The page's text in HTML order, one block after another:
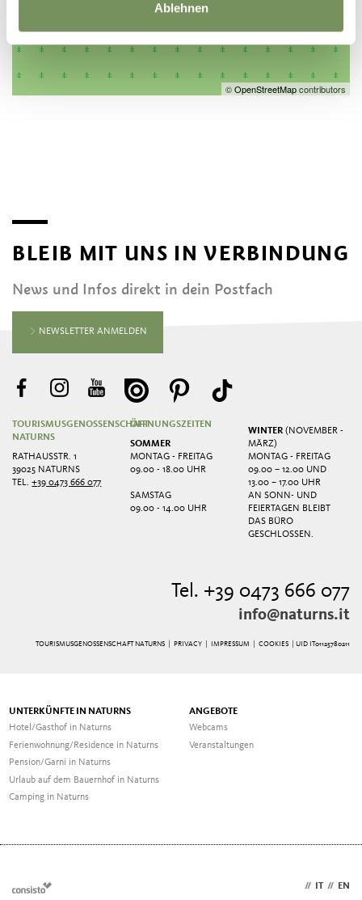
Ablehnen
©OpenStreetMapcontributors
BLEIB MIT UNS IN VERBINDUNG
News und Infos direkt in dein Postfach
NEWSLETTER ANMELDEN
TOURISMUSGENOSSENSCHAFT
NATURNS
RATHAUSSTR. 1
39025 NATURNS
TEL.+39 0473 666 077
ÖFFNUNGSZEITEN
SOMMER
MONTAG - FREITAG
09.00 - 18.00 UHR
SAMSTAG
09.00 - 14.00 UHR
WINTER(NOVEMBER -
MÄRZ)
MONTAG - FREITAG
09.00 – 12.00 UND
13.00 – 17.00 UHR
AN SONN- UND
FEIERTAGEN BLEIBT
DAS BÜRO
GESCHLOSSEN.
Tel. +39 0473 666 077
info@naturns.it
TOURISMUSGENOSSENSCHAFT NATURNS | PRIVACY| IMPRESSUM COOKIES | UID IT01125780211
UNTERKÜNFTE IN NATURNS
Hotel/Gasthof in Naturns
Ferienwohnung/Residence in Naturns
Pension/Garni in Naturns
Urlaub auf dem Bauernhof in Naturns
Camping in Naturns
ANGEBOTE
Webcams
Veranstaltungen
// IT // EN